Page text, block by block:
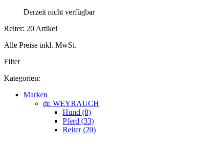
Derzeit nicht verfügbar
Reiter: 20 Artikel
Alle Preise inkl. MwSt.
Filter
Kategorien:
Marken
dr. WEYRAUCH
Hund (8)
Pferd (33)
Reiter (20)